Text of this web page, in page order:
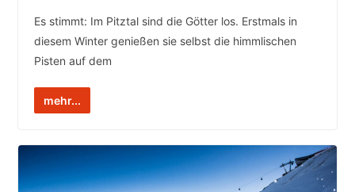
Es stimmt: Im Pitztal sind die Götter los. Erstmals in
diesem Winter genießen sie selbst die himmlischen
Pisten auf dem
mehr...